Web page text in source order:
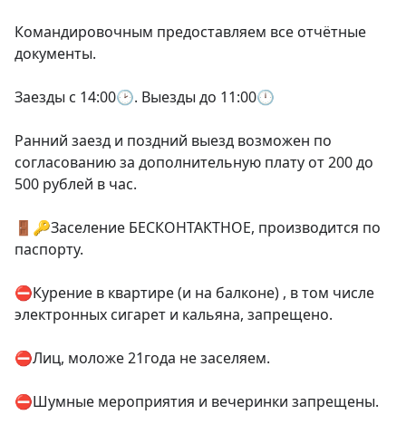
Командировочным предоставляем все отчётные
документы.
Заезды с 14:00🕑. Выезды до 11:00🕛
Ранний заезд и поздний выезд возможен по
согласованию за дополнительную плату от 200 до
500 рублей в час.
🚪🔑Заселение БЕСКОНТАКТНОЕ, производится по
паспорту.
⛔Курение в квартире (и на балконе) , в том числе
электронных сигарет и кальяна, запрещено.
⛔Лиц, моложе 21года не заселяем.
⛔Шумные мероприятия и вечеринки запрещены.